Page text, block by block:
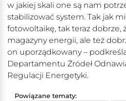
w jakiej skali one są nam
stabilizować system. Tak jak
fotowoltaikę, tak teraz dobrze,
magazyny energii, ale też
on uporządkowany –
Departamentu Źródeł
Regulacji Energetyki.
Powiązane tematy: